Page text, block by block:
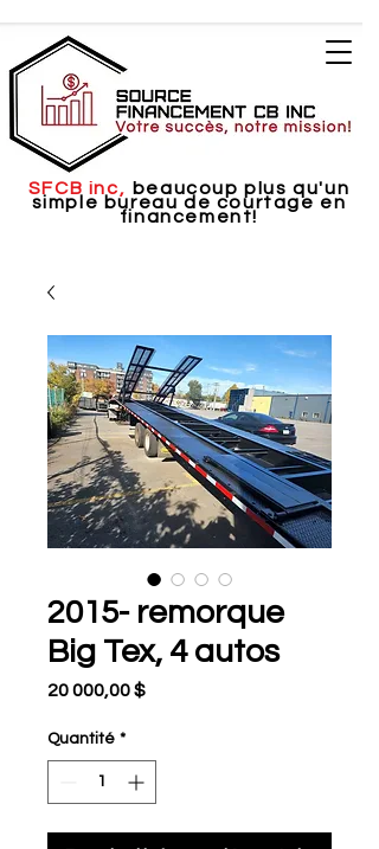
SFCB inc, beaucoup plus qu'un
simple bureau de courtage en
financement!
2015- remorque
Big Tex, 4 autos
20 000,00 $Prix
Quantité *